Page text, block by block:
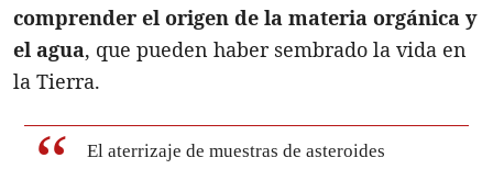
comprender el origen de la materia orgánica y
el agua, que pueden haber sembrado la vida en
la Tierra.
El aterrizaje de muestras de asteroides